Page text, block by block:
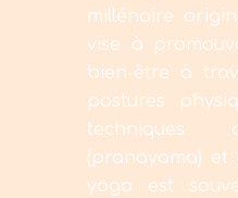
millénaire
vise à
bien-être à
postures
techniques
(pranayama) et
yoga est